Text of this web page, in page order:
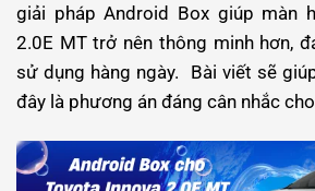
giải pháp Android Box giúp màn
2.0E MT trở nên thông minh hơn,
sử dụng hàng ngày. Bài viết sẽ
đây là phương án đáng cân nhắc